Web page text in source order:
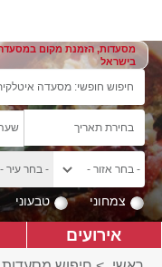
מסעדות, הזמנת מקום
בישראל
צמחוני טבעוני
אירועים